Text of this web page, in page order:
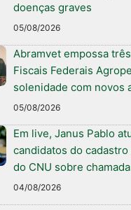
doenças graves
05/08/2026
Abramvet empossa
Fiscais Federais
solenidade com novos
05/08/2026
Em live, Janus Pablo
candidatos do
do CNU sobre
04/08/2026